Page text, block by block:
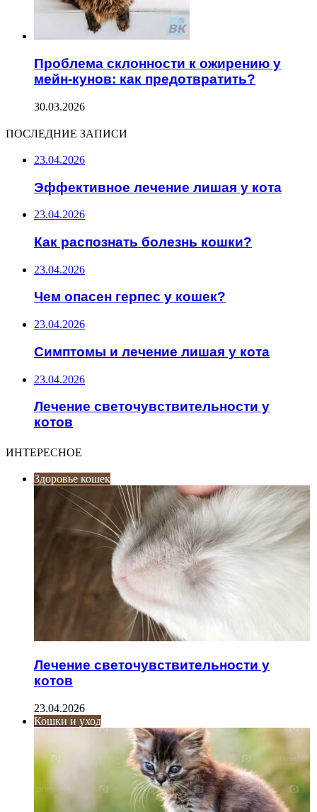
Проблема склонности к ожирению у
мейн-кунов: как предотвратить?
30.03.2026
ПОСЛЕДНИЕ ЗАПИСИ
23.04.2026
Эффективное лечение лишая у кота
23.04.2026
Как распознать болезнь кошки?
23.04.2026
Чем опасен герпес у кошек?
23.04.2026
Симптомы и лечение лишая у кота
23.04.2026
Лечение светочувствительности у
котов
ИНТЕРЕСНОЕ
Здоровье кошек
Лечение светочувствительности у
котов
23.04.2026
Кошки и уход